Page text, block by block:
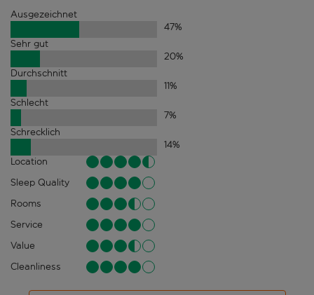
Ausgezeichnet
47%
Sehr gut
20%
Durchschnitt
11%
Schlecht
7%
Schrecklich
14%
Location
Sleep Quality
Rooms
Service
Value
Cleanliness